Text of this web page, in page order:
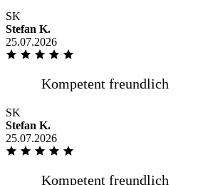
SK
Stefan K.
25.07.2026
SK
Stefan K.
25.07.2026
Fahrer